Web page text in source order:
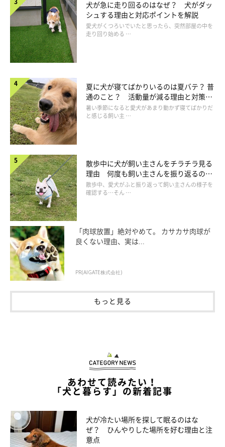
いぬのきもちweb
「留守番させて申し訳ない」という罪悪感から、ワンちゃんに
「ゴメンね」と言って出かける飼い主さんもいるのでは？
しかしその行動は、「一体今から何が起こるの？」と愛犬を不安
にさせてしまう可能性があります。申し訳なく感じる必要はあり
ません。明るく出かけましょう！
犬が急に走り回るのはなぜ？ 犬がダッ
シュする理由と対応ポイントを解説
愛犬がくつろいでいたと思ったら、突然部屋の中を
走り回り始める …
夏に犬が寝てばかりいるのは夏バテ？ 普
通のこと？ 活動量が減る理由と対策と
は
暑い季節になると愛犬があまり動かず寝てばかりだ
と感じる飼い主 …
散歩中に犬が飼い主さんをチラチラ見る
理由 何度も飼い主さんを振り返るのは
なぜ？
散歩中、愛犬がふと振り返って飼い主さんの様子を
確認する…そん …
「肉球放置」絶対やめて。 カサカサ肉球が
良くない理由、実は...
PR(AIGATE株式会社)
もっと見る
あわせて読みたい！
「犬と暮らす」の新着記事
犬が冷たい場所を探して眠るのはな
ぜ？ ひんやりした場所を好む理由と注
意点